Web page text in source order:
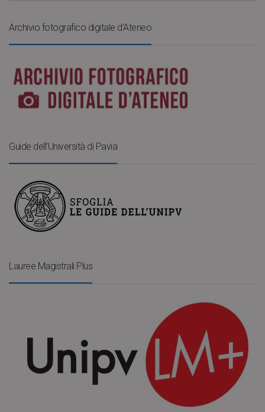
Archivio fotografico digitale d’Ateneo
Guide dell’Università di Pavia
Lauree Magistrali Plus